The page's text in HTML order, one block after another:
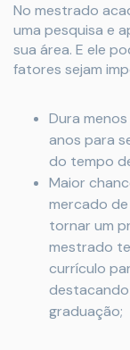
No mestrado
uma pesquisa e
sua área. E ele
fatores sejam
Dura
anos para
do tempo
Maior
mercado
tornar um
mestrado
currículo
graduação;